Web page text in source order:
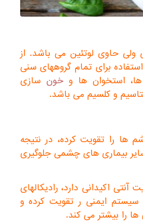
ولی حاوی لوتئین می باشد. از
برای تمام گروههای سنی
استخوان ها وخون سازی
و کلسیم می باشد.
ها را تقویت کرده، در نتیجه
بیماری های چشمی جلوگیری
اکیدانی دارد، رادیکالهای
سیستم ایمنی ر تقویت کرده و
ها را بیشتر می کند.